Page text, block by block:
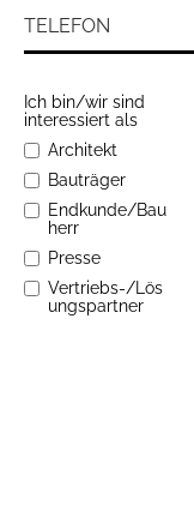
Ich bin/wir sind
interessiert als
Architekt
Bauträger
Endkunde/Bau
herr
Presse
Vertriebs-/Lös
ungspartner